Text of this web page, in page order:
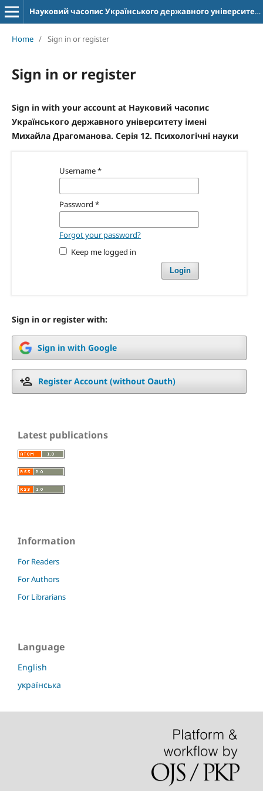
Науковий часопис Українського державного університету імені Михайла Драгоманова. Серія 12. Психологічні науки
Home / Sign in or register
Sign in or register
Sign in with your account at Науковий часопис
Українського державного університету імені
Михайла Драгоманова. Серія 12. Психологічні науки
Username*
Password *
Forgot your password?
Keep me logged in
Login
Sign in or register with:
Sign in with Google
Register Account (without Oauth)
Latest publications
Information
For Readers
For Authors
For Librarians
Language
English
українська